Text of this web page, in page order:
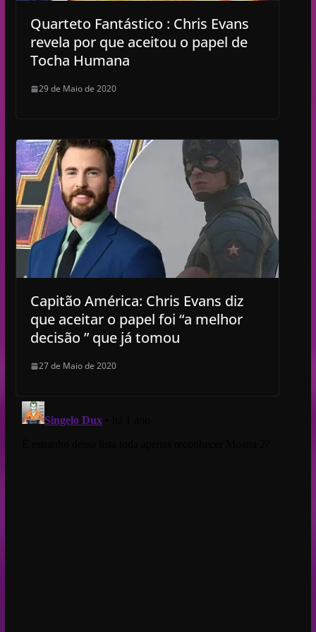
Quarteto Fantástico : Chris Evans
revela por que aceitou o papel de
Tocha Humana
29 de Maio de 2020
Capitão América: Chris Evans diz
que aceitar o papel foi “a melhor
decisão ” que já tomou
27 de Maio de 2020